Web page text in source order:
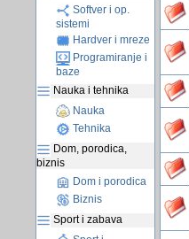
Softver i op.
sistemi
Hardver i mreze
Programiranje i
baze
Nauka i tehnika
Nauka
Tehnika
Dom, porodica,
biznis
Dom i porodica
Biznis
Sport i zabava